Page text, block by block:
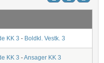
KK 3 - Boldkl. Vestk. 3
KK 3 -Ansager KK 3